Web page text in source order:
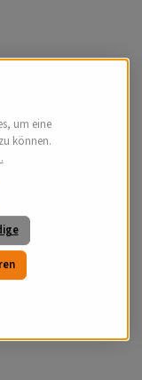
um eine
können.